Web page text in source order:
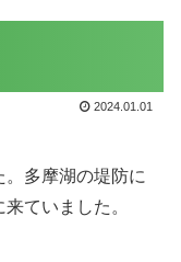
2024.01.01
多摩湖の堤防に
ていました。